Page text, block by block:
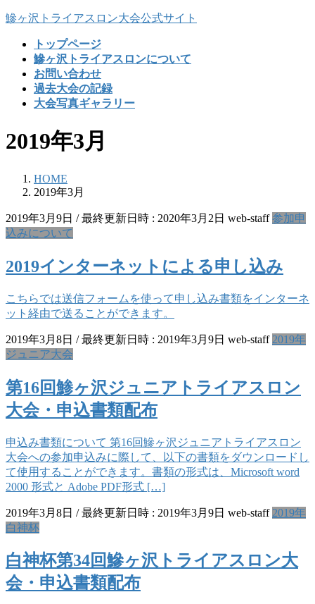
コ
ッ
プ
ナ
移
動
鰺ヶ沢トライアスロン大会公式サイト
トップページ
鰺ヶ沢トライアスロンについて
お問い合わせ
過去大会の記録
大会写真ギャラリー
2019年3月
HOME
2019年3月
2019年3月9日 / 最終更新日時 : 2020年3月2日 web-staff 参加申
込みについて
2019インターネットによる申し込み
こちらでは送信フォームを使って申し込み書類をインターネ
ット経由で送ることができます。
2019年3月8日 / 最終更新日時 : 2019年3月9日 web-staff 2019年
ジュニア大会
第16回鯵ヶ沢ジュニアトライアスロン
大会・申込書類配布
申込み書類について 第16回鰺ヶ沢ジュニアトライアスロン
大会への参加申込みに際して、以下の書類をダウンロードし
て使用することができます。書類の形式は、Microsoft word
2000 形式と Adobe PDF形式 […]
2019年3月8日 / 最終更新日時 : 2019年3月9日 web-staff 2019年
白神杯
白神杯第34回鰺ヶ沢トライアスロン大
会・申込書類配布